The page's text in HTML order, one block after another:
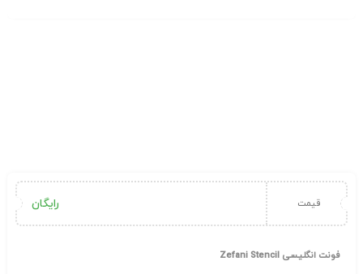
قیمت رایگان
فونت انگلیسی Zefani Stencil